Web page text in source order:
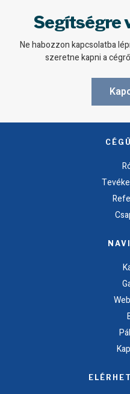
Segítségre
Ne habozzon kapcsolatba
szeretne kapni a